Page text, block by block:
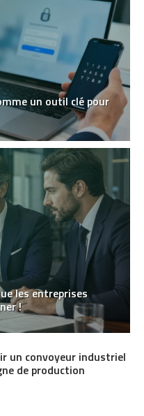
un outil clé pour
les entreprises
!
un convoyeur industriel
de production